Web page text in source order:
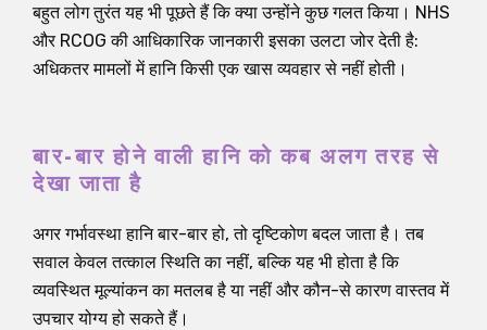
बहुत लोग तुरंत यह भी पूछते हैं कि क्या उन्होंने कुछ गलत किया। NHS
और RCOG की आधिकारिक जानकारी इसका उलटा जोर देती है:
अधिकतर मामलों में हानि किसी एक खास व्यवहार से नहीं होती।
बार-बार होने वाली हानि को कब अलग तरह से
देखा जाता है
अगर गर्भावस्था हानि बार-बार हो, तो दृष्टिकोण बदल जाता है। तब
सवाल केवल तत्काल स्थिति का नहीं, बल्कि यह भी होता है कि
व्यवस्थित मूल्यांकन का मतलब है या नहीं और कौन-से कारण वास्तव में
उपचार योग्य हो सकते हैं।